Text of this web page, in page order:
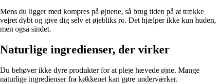
Mens du ligger med kompres på øjnene, så brug tiden på at trække
vejret dybt og give dig selv et øjebliks ro. Det hjælper ikke kun huden,
men også sindet.
Naturlige ingredienser, der virker
Du behøver ikke dyre produkter for at pleje hævede øjne. Mange
naturlige ingredienser fra køkkenet kan gøre underværker.